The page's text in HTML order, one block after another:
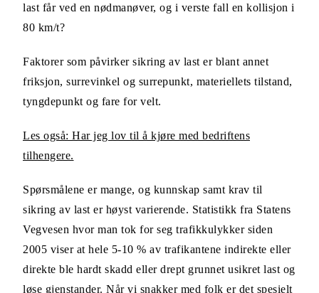
last får ved en nødmanøver, og i verste fall en kollisjon i
80 km/t?
Faktorer som påvirker sikring av last er blant annet
friksjon, surrevinkel og surrepunkt, materiellets tilstand,
tyngdepunkt og fare for velt.
Les også: Har jeg lov til å kjøre med bedriftens
tilhengere.
Spørsmålene er mange, og kunnskap samt krav til
sikring av last er høyst varierende. Statistikk fra Statens
Vegvesen hvor man tok for seg trafikkulykker siden
2005 viser at hele 5-10 % av trafikantene indirekte eller
direkte ble hardt skadd eller drept grunnet usikret last og
løse gjenstander. Når vi snakker med folk er det spesielt